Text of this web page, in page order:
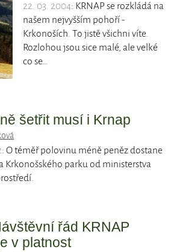
22. 03. 2004: KRNAP se rozkládá na
našem nejvyšším pohoří -
Krkonoších. To jistě všichni víte.
Rozlohou jsou sice malé, ale velké
co se…
šetřit musí i Krnap
: O téměř polovinu méně peněz dostane
Krkonošského parku od ministerstva
řád KRNAP
v platnost